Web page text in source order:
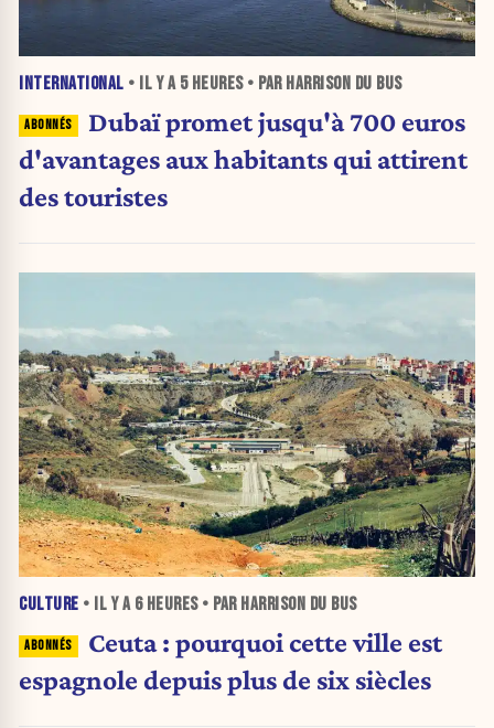
INTERNATIONAL • IL Y A 5 HEURES• PAR HARRISON DU BUS
Dubaï promet jusqu'à 700 euros
d'avantages aux habitants qui attirent
des touristes
CULTURE • IL Y A 6 HEURES• PAR HARRISON DU BUS
Ceuta : pourquoi cette ville est
espagnole depuis plus de six siècles